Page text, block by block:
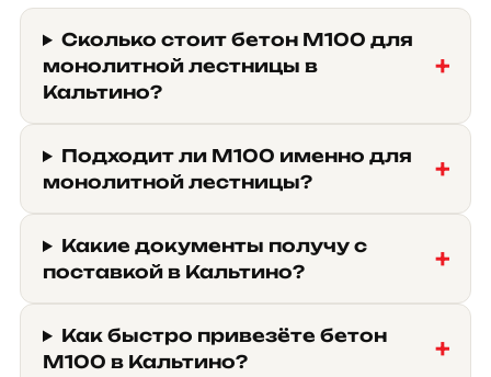
Сколько стоит бетон М100 для
монолитной лестницы в
Кальтино?
Подходит ли М100 именно для
монолитной лестницы?
Какие документы получу с
поставкой в Кальтино?
Как быстро привезёте бетон
М100 в Кальтино?